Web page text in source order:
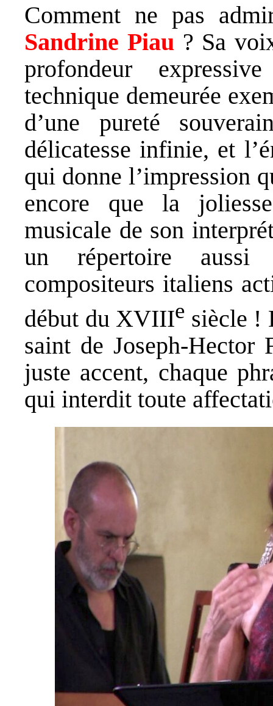
Comment ne pas
Sandrine Piau ? Sa
profondeur
technique demeurée
d’une pureté
délicatesse infinie, et
qui donne l’impression
encore que la
musicale de son
un répertoire
compositeurs italiens
début du XVIIIe siècle !
saint de Joseph-Hector
juste accent, chaque
qui interdit toute